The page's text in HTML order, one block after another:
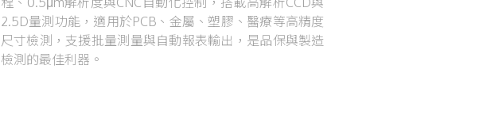
2.5D量測功能，適用於PCB、金屬、塑膠、醫療等高精度
尺寸檢測，支援批量測量與自動報表輸出，是品保與製造
檢測的最佳利器。